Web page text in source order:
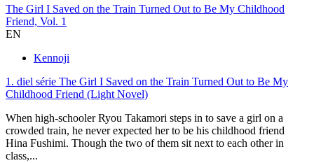
The Girl I Saved on the Train Turned Out to Be My Childhood
Friend, Vol. 1
EN
Kennoji
1. diel série The Girl I Saved on the Train Turned Out to Be My
Childhood Friend (Light Novel)
When high-schooler Ryou Takamori steps in to save a girl on a
crowded train, he never expected her to be his childhood friend
Hina Fushimi. Though the two of them sit next to each other in
class,...